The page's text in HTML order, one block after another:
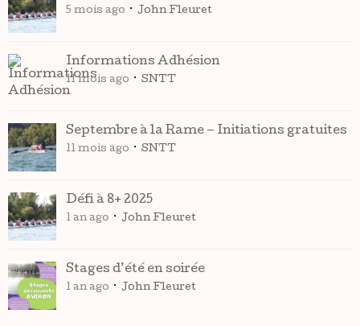
5 mois ago John Fleuret
Informations Adhésion
11 mois ago SNTT
Septembre à la Rame – Initiations gratuites
11 mois ago SNTT
Défi à 8+ 2025
1 an ago John Fleuret
Stages d’été en soirée
1 an ago John Fleuret